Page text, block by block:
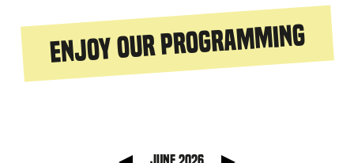
Enjoy our programming